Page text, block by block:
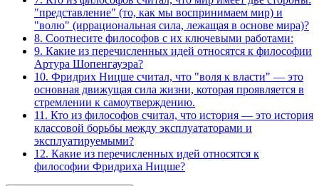
"представление" (то, как мы воспринимаем мир) и
"волю" (иррациональная сила, лежащая в основе мира)?
8. Соотнесите философов с их ключевыми работами:
9. Какие из перечисленных идей относятся к философии
Артура Шопенгауэра?
10. Фридрих Ницше считал, что "воля к власти" — это
основная движущая сила жизни, которая проявляется в
стремлении к самоутверждению.
11. Кто из философов считал, что история — это история
классовой борьбы между эксплуататорами и
эксплуатируемыми?
12. Какие из перечисленных идей относятся к
философии Фридриха Ницше?